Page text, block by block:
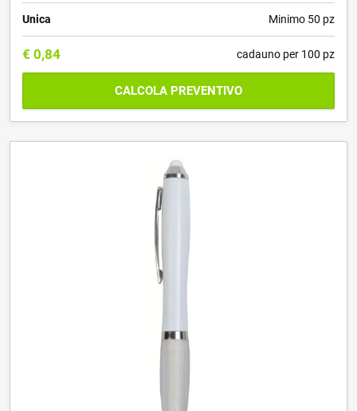
Unica Minimo 50 pz
€ 0,84 cadauno per 100 pz
CALCOLA PREVENTIVO